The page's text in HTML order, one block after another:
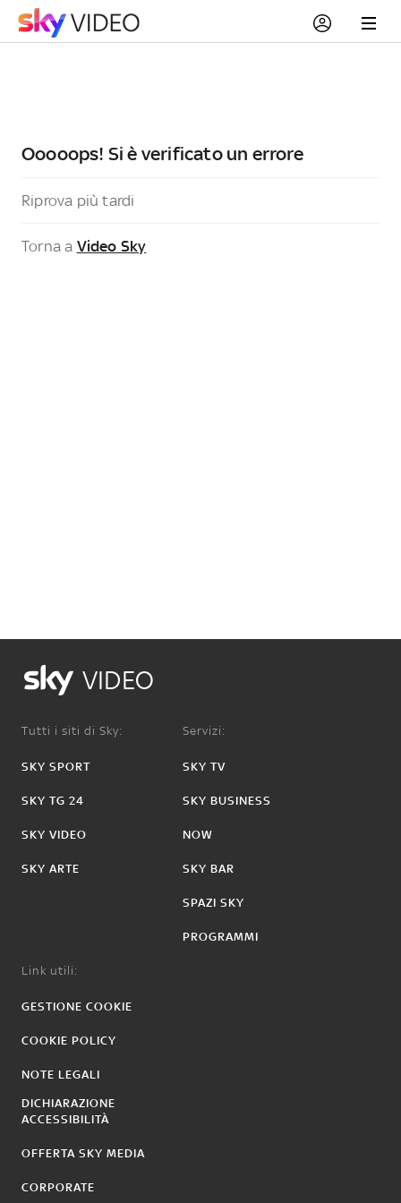
Ooooops! Si è verificato un errore
Riprova più tardi
Torna a Video Sky
VIDEO
Tutti i siti di Sky:
SKY SPORT
SKY TG 24
SKY VIDEO
SKY ARTE
Servizi:
SKY TV
SKY BUSINESS
NOW
SKY BAR
SPAZI SKY
PROGRAMMI
Link utili:
GESTIONE COOKIE
COOKIE POLICY
NOTE LEGALI
DICHIARAZIONE
ACCESSIBILITÀ
OFFERTA SKY MEDIA
CORPORATE